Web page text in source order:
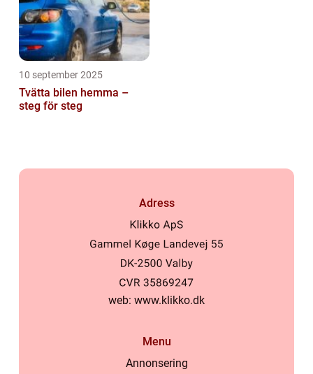
10 september 2025
Tvätta bilen hemma –
steg för steg
Adress
web: www.klikko.dk
Menu
Annonsering